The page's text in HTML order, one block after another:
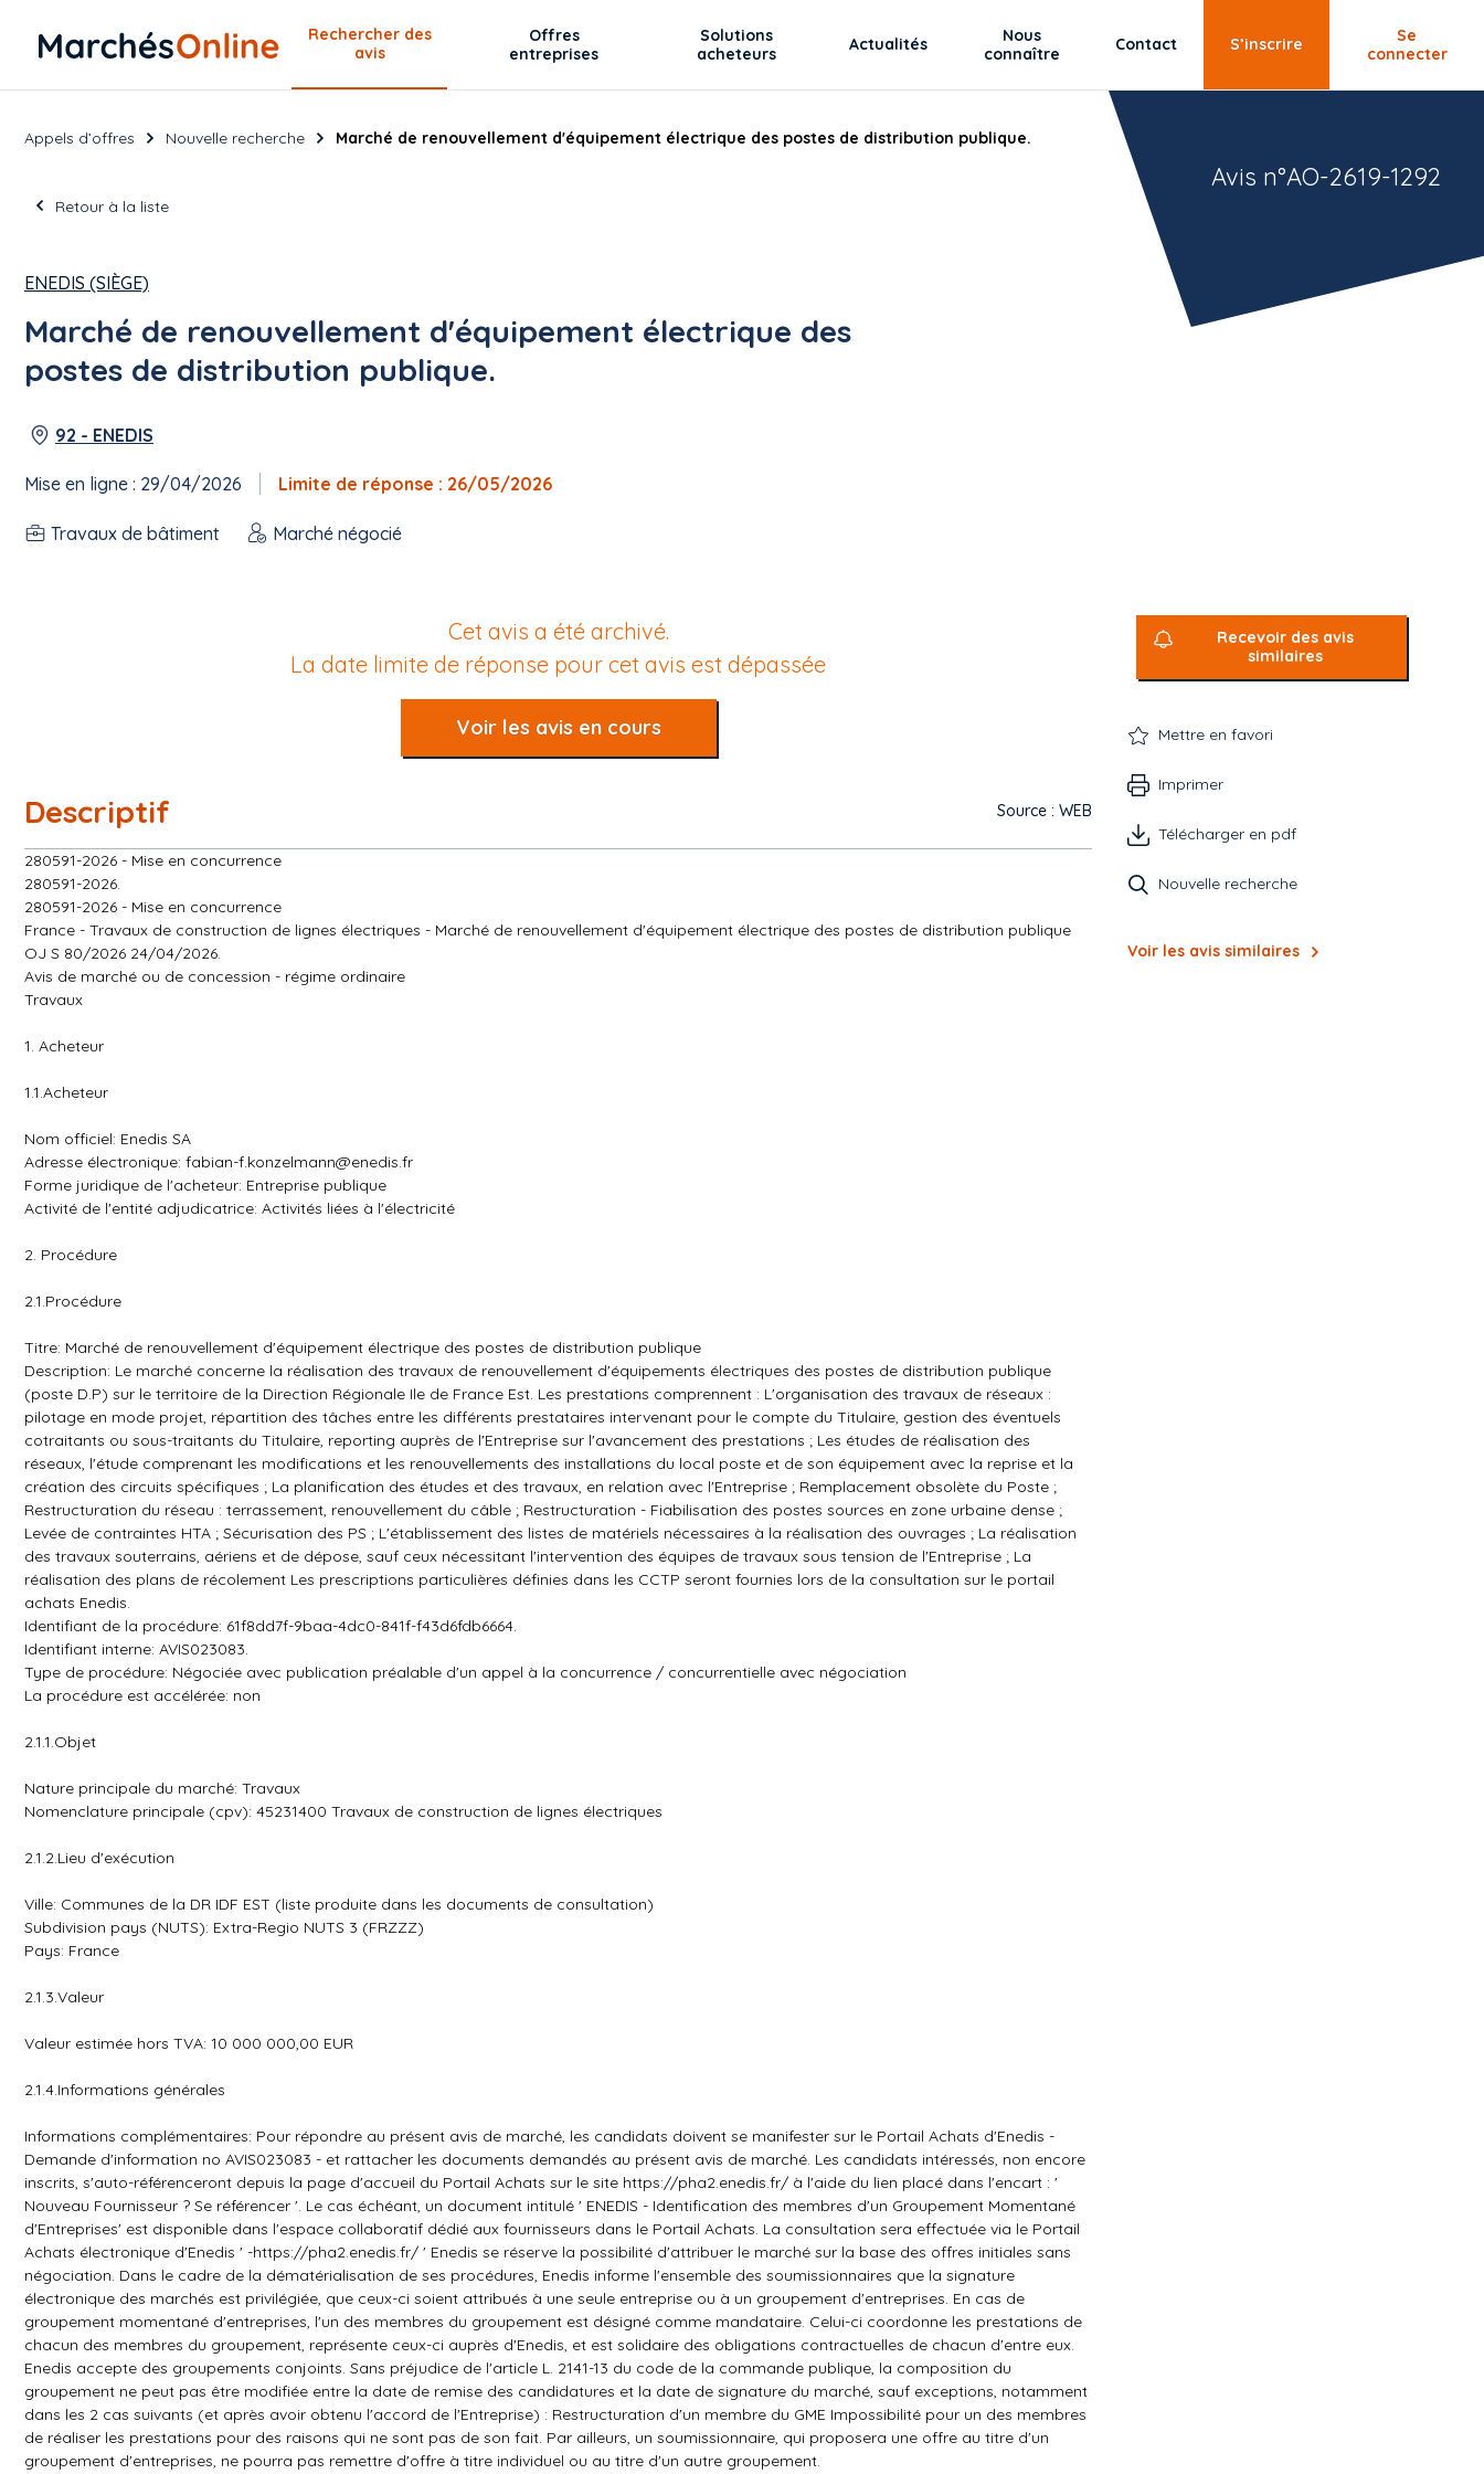
Rechercher des
avis
Offres
entreprises
Solutions
acheteurs
Actualités
Nous
connaître
Contact S’inscrire
Se
connecter
Appels d’offres Nouvelle recherche Marché de renouvellement d'équipement électrique des postes de distribution publique.
Retour à la liste
ENEDIS (SIÈGE)
Marché de renouvellement d'équipement électrique des
postes de distribution publique.
92 - ENEDIS
Mise en ligne : 29/04/2026 Limite de réponse : 26/05/2026
Travaux de bâtiment Marché négocié
Avis n°AO-2619-1292
Cet avis a été archivé.
La date limite de réponse pour cet avis est dépassée
Voir les avis en cours
Descriptif Source : WEB
280591-2026 - Mise en concurrence
280591-2026.
280591-2026 - Mise en concurrence
France - Travaux de construction de lignes électriques - Marché de renouvellement d'équipement électrique des postes de distribution publique
OJ S 80/2026 24/04/2026.
Avis de marché ou de concession - régime ordinaire
Travaux
1. Acheteur
1.1.Acheteur
Nom officiel: Enedis SA
Adresse électronique: fabian-f.konzelmann@enedis.fr
Forme juridique de l'acheteur: Entreprise publique
Activité de l'entité adjudicatrice: Activités liées à l'électricité
2. Procédure
2.1.Procédure
Titre: Marché de renouvellement d'équipement électrique des postes de distribution publique
Description: Le marché concerne la réalisation des travaux de renouvellement d'équipements électriques des postes de distribution publique
(poste D.P) sur le territoire de la Direction Régionale Ile de France Est. Les prestations comprennent : L'organisation des travaux de réseaux :
pilotage en mode projet, répartition des tâches entre les différents prestataires intervenant pour le compte du Titulaire, gestion des éventuels
cotraitants ou sous-traitants du Titulaire, reporting auprès de l'Entreprise sur l'avancement des prestations ; Les études de réalisation des
réseaux, l'étude comprenant les modifications et les renouvellements des installations du local poste et de son équipement avec la reprise et la
création des circuits spécifiques ; La planification des études et des travaux, en relation avec l'Entreprise ; Remplacement obsolète du Poste ;
Restructuration du réseau : terrassement, renouvellement du câble ; Restructuration - Fiabilisation des postes sources en zone urbaine dense ;
Levée de contraintes HTA ; Sécurisation des PS ; L'établissement des listes de matériels nécessaires à la réalisation des ouvrages ; La réalisation
des travaux souterrains, aériens et de dépose, sauf ceux nécessitant l'intervention des équipes de travaux sous tension de l'Entreprise ; La
réalisation des plans de récolement Les prescriptions particulières définies dans les CCTP seront fournies lors de la consultation sur le portail
achats Enedis.
Identifiant de la procédure: 61f8dd7f-9baa-4dc0-841f-f43d6fdb6664.
Identifiant interne: AVIS023083.
Type de procédure: Négociée avec publication préalable d'un appel à la concurrence / concurrentielle avec négociation
La procédure est accélérée: non
2.1.1.Objet
Nature principale du marché: Travaux
Nomenclature principale (cpv): 45231400 Travaux de construction de lignes électriques
2.1.2.Lieu d'exécution
Ville: Communes de la DR IDF EST (liste produite dans les documents de consultation)
Subdivision pays (NUTS): Extra-Regio NUTS 3 (FRZZZ)
Pays: France
2.1.3.Valeur
Valeur estimée hors TVA: 10 000 000,00 EUR
2.1.4.Informations générales
Informations complémentaires: Pour répondre au présent avis de marché, les candidats doivent se manifester sur le Portail Achats d'Enedis -
Demande d'information no AVIS023083 - et rattacher les documents demandés au présent avis de marché. Les candidats intéressés, non encore
inscrits, s'auto-référenceront depuis la page d'accueil du Portail Achats sur le site https://pha2.enedis.fr/ à l'aide du lien placé dans l'encart : '
Nouveau Fournisseur ? Se référencer '. Le cas échéant, un document intitulé ' ENEDIS - Identification des membres d'un Groupement Momentané
d'Entreprises' est disponible dans l'espace collaboratif dédié aux fournisseurs dans le Portail Achats. La consultation sera effectuée via le Portail
Achats électronique d'Enedis ' -https://pha2.enedis.fr/ ' Enedis se réserve la possibilité d'attribuer le marché sur la base des offres initiales sans
négociation. Dans le cadre de la dématérialisation de ses procédures, Enedis informe l'ensemble des soumissionnaires que la signature
électronique des marchés est privilégiée, que ceux-ci soient attribués à une seule entreprise ou à un groupement d'entreprises. En cas de
groupement momentané d'entreprises, l'un des membres du groupement est désigné comme mandataire. Celui-ci coordonne les prestations de
chacun des membres du groupement, représente ceux-ci auprès d'Enedis, et est solidaire des obligations contractuelles de chacun d'entre eux.
Enedis accepte des groupements conjoints. Sans préjudice de l'article L. 2141-13 du code de la commande publique, la composition du
groupement ne peut pas être modifiée entre la date de remise des candidatures et la date de signature du marché, sauf exceptions, notamment
dans les 2 cas suivants (et après avoir obtenu l'accord de l'Entreprise) : Restructuration d'un membre du GME Impossibilité pour un des membres
de réaliser les prestations pour des raisons qui ne sont pas de son fait. Par ailleurs, un soumissionnaire, qui proposera une offre au titre d'un
groupement d'entreprises, ne pourra pas remettre d'offre à titre individuel ou au titre d'un autre groupement.
Recevoir des avis
similaires
Mettre en favori
Imprimer
Télécharger en pdf
Nouvelle recherche
Voir les avis similaires